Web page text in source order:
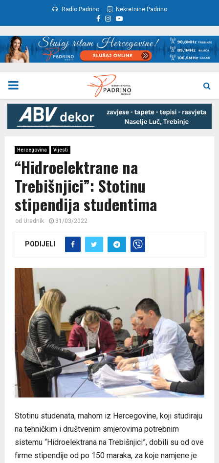
Radio Padrino Nekretnine Padrino
Facebook
Instagram
Youtube
PRIMARY
MENU
Hercegovina Vijesti
“Hidroelektrane na
Trebišnjici”: Stotinu
stipendija studentima
od Urednik 31/03/2022
PODIJELI
Stotinu studenata, mahom iz Hercegovine, koji studiraju
na tehničkim i društvenim smjerovima potrebnim
sistemu “Hidroelektrana na Trebišnjici”, dobili su od ove
firme stipendije od po 150 maraka, za koje namjene je